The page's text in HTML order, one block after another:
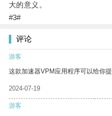
大的意义。
#3#
评论
游客
这款加速器VPM应用程序可以给你
2024-07-19
游客